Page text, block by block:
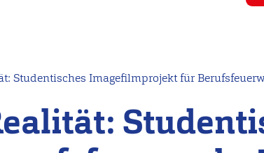
Studentisches Imagefilmprojekt für